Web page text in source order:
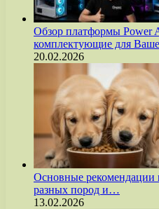
Обзор платформы
комплектующие для
20.02.2026
Основные рекомендации
разных пород и…
13.02.2026